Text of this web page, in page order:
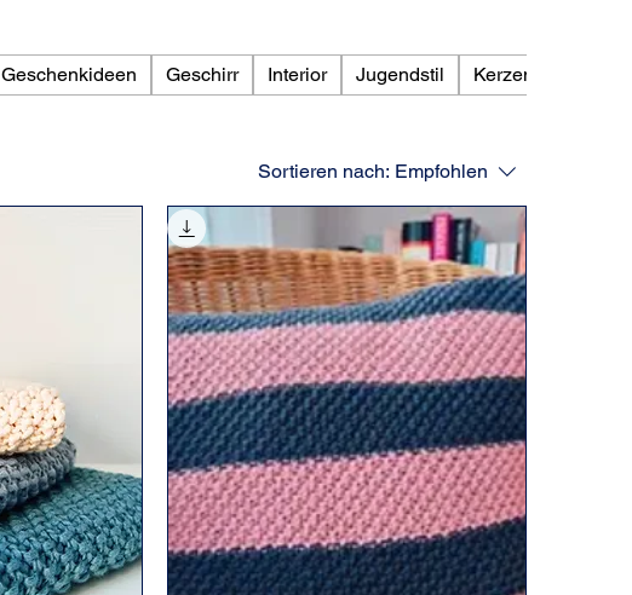
Geschenkideen Geschirr Interior Jugendstil Kerzenständer
Sortieren nach: Empfohlen